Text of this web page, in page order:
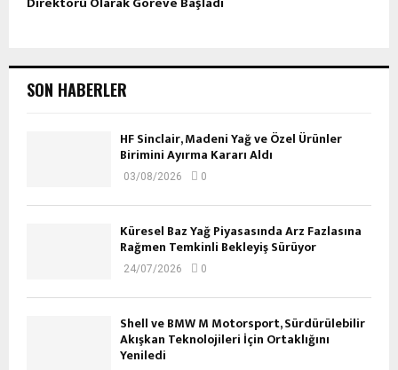
SON HABERLER
HF Sinclair, Madeni Yağ ve Özel Ürünler
Birimini Ayırma Kararı Aldı
03/08/2026 0
Küresel Baz Yağ Piyasasında Arz Fazlasına
Rağmen Temkinli Bekleyiş Sürüyor
24/07/2026 0
Shell ve BMW M Motorsport, Sürdürülebilir
Akışkan Teknolojileri İçin Ortaklığını
Yeniledi